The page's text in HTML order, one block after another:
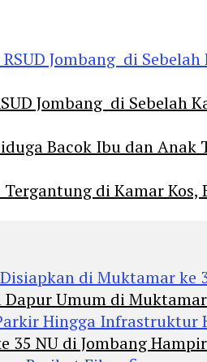
Jombang di Sebelah
Bacok Ibu dan Anak
di Kamar Kos,
Umum di
NU di Jombang